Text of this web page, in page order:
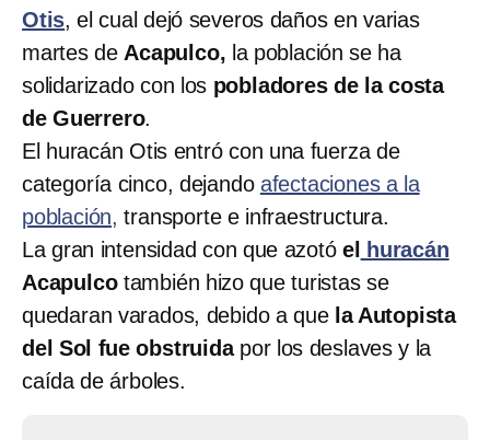
Otis, el cual dejó severos daños en varias
martes de Acapulco, la población se ha
solidarizado con los pobladores de la costa
de Guerrero.
El huracán Otis entró con una fuerza de
categoría cinco, dejando afectaciones a la
población, transporte e infraestructura.
La gran intensidad con que azotó el
huracán
Acapulcotambién hizo que turistas se
quedaran varados, debido a quela Autopista
del Sol fue obstruida por los deslaves y la
caída de árboles.